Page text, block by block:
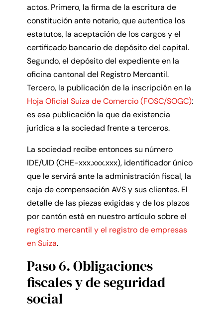
actos. Primero, la firma de la escritura de
constitución ante notario, que autentica los
estatutos, la aceptación de los cargos y el
certificado bancario de depósito del capital.
Segundo, el depósito del expediente en la
oficina cantonal del Registro Mercantil.
Tercero, la publicación de la inscripción en la
Hoja Oficial Suiza de Comercio (FOSC/SOGC):
es esa publicación la que da existencia
jurídica a la sociedad frente a terceros.
La sociedad recibe entonces su número
IDE/UID (CHE-xxx.xxx.xxx), identificador único
que le servirá ante la administración fiscal, la
caja de compensación AVS y sus clientes. El
detalle de las piezas exigidas y de los plazos
por cantón está en nuestro artículo sobre el
registro mercantil y el registro de empresas
en Suiza.
Paso 6. Obligaciones
fiscales y de seguridad
social